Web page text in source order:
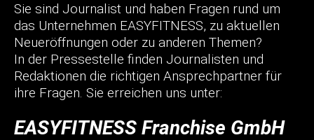
Sie sind Journalist und haben Fragen rund um
das Unternehmen EASYFITNESS, zu aktuellen
Neueröffnungen oder zu anderen Themen?
In der Pressestelle finden Journalisten und
Redaktionen die richtigen Ansprechpartner für
ihre Fragen. Sie erreichen uns unter:
EASYFITNESS Franchise GmbH